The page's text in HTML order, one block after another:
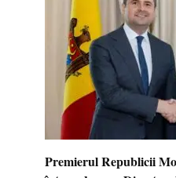
Republica Moldova
criptoactivelor.
prima lectură
lege privind